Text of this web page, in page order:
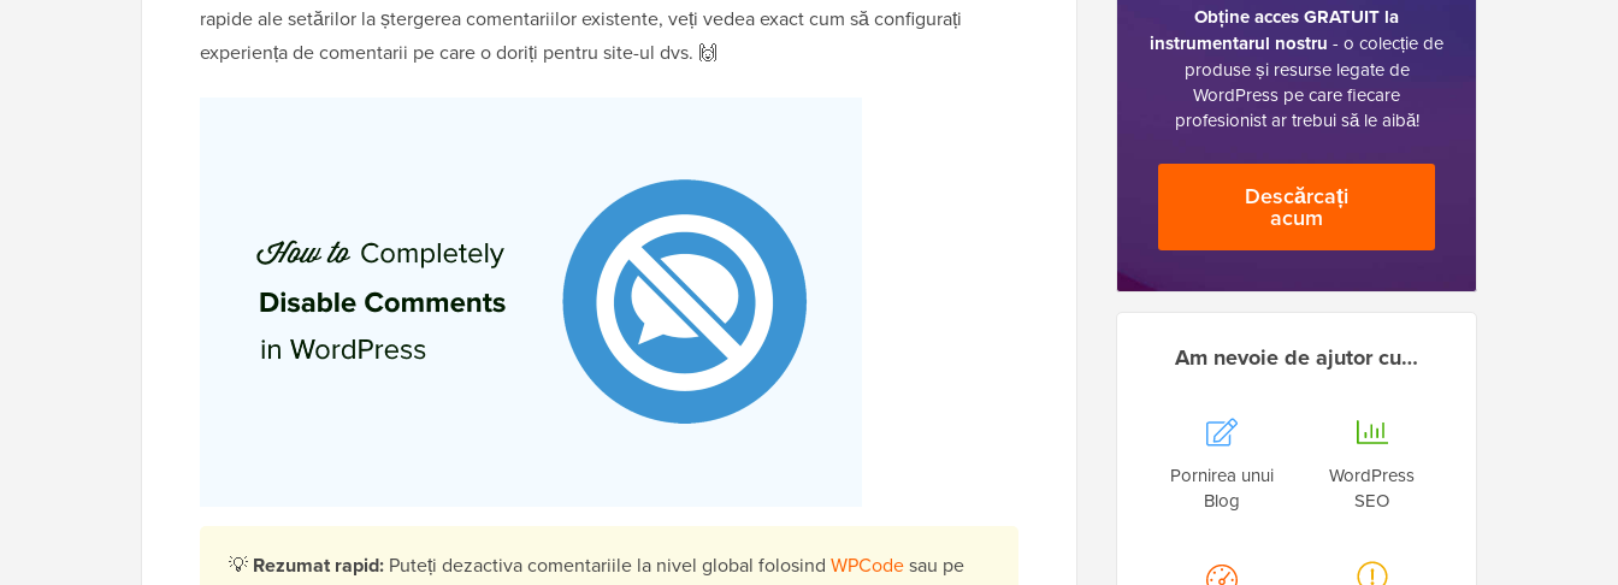
rapide ale setărilor la ștergerea comentariilor existente, veți vedea exact cum să configurați
experiența de comentarii pe care o doriți pentru site-ul dvs. 🙌
💡 Rezumat rapid: Puteți dezactiva comentariile la nivel global folosind WPCodesau pe
Obține acces GRATUIT la
instrumentarul nostru - o colecție de
produse și resurse legate de
WordPress pe care fiecare
profesionist ar trebui să le aibă!
Descărcați
acum
Am nevoie de ajutor cu…
Pornirea unui
Blog
WordPress
SEO